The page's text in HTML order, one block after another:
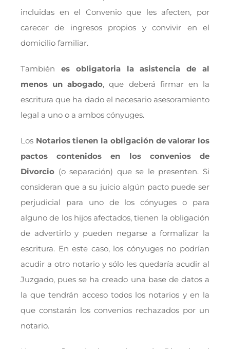
incluidas en el Convenio que les afecten, por
carecer de ingresos propios y convivir en el
domicilio familiar.
También es obligatoria la asistencia de al
menos un abogado, que deberá firmar en la
escritura que ha dado el necesario asesoramiento
legal a uno o a ambos cónyuges.
Los Notarios tienen la obligación de valorar los
pactos contenidos en los convenios de
Divorcio (o separación) que se le presenten. Si
consideran que a su juicio algún pacto puede ser
perjudicial para uno de los cónyuges o para
alguno de los hijos afectados, tienen la obligación
de advertirlo y pueden negarse a formalizar la
escritura. En este caso, los cónyuges no podrían
acudir a otro notario y sólo les quedaría acudir al
Juzgado, pues se ha creado una base de datos a
la que tendrán acceso todos los notarios y en la
que constarán los convenios rechazados por un
notario.